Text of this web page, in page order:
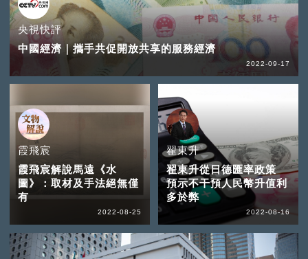
央視快評
中國經濟｜攜手共促開放共享的服務經濟
2022-09-17
霞飛宸
霞飛宸解說馬遠《水
圖》：取材及手法絕無僅
有
2022-08-25
翟東升
翟東升從日德匯率政策
預示不干預人民幣升值利
多於弊
2022-08-16